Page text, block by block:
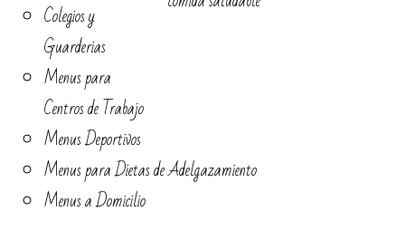
Colegios y
Guarderias
Menus para
Centros de Trabajo
Menus Deportivos
Menus para Dietas de Adelgazamiento
Menus a Domicilio